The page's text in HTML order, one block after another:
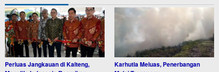
Perluas Jangkauan di Kalteng,
Karhutla Meluas, Penerbangan